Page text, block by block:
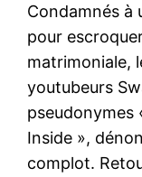
Condamnés à
pour
matrimoniale,
youtubeurs
pseudonymes
Inside »,
complot.